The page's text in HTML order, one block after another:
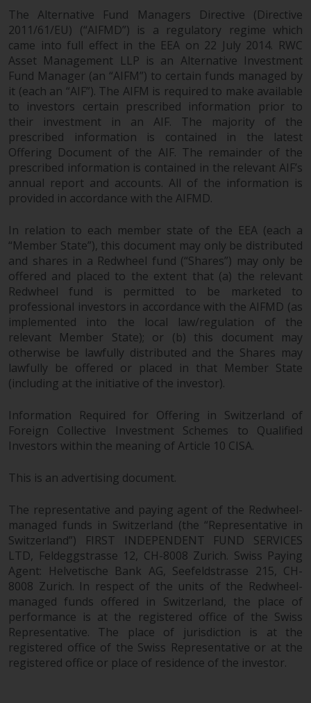
The Alternative Fund Managers Directive (Directive
2011/61/EU) (“AIFMD”) is a regulatory regime which
came into full effect in the EEA on 22 July 2014. RWC
Asset Management LLP is an Alternative Investment
Fund Manager (an “AIFM”) to certain funds managed by
it (each an “AIF”). The AIFM is required to make available
to investors certain prescribed information prior to
their investment in an AIF. The majority of the
prescribed information is contained in the latest
Offering Document of the AIF. The remainder of the
prescribed information is contained in the relevant AIF’s
annual report and accounts. All of the information is
provided in accordance with the AIFMD.
In relation to each member state of the EEA (each a
“Member State”), this document may only be distributed
and shares in a Redwheel fund (“Shares”) may only be
offered and placed to the extent that (a) the relevant
Redwheel fund is permitted to be marketed to
professional investors in accordance with the AIFMD (as
implemented into the local law/regulation of the
relevant Member State); or (b) this document may
otherwise be lawfully distributed and the Shares may
lawfully be offered or placed in that Member State
(including at the initiative of the investor).
Information Required for Offering in Switzerland of
Foreign Collective Investment Schemes to Qualified
Investors within the meaning of Article 10 CISA.
This is an advertising document.
The representative and paying agent of the Redwheel-
managed funds in Switzerland (the “Representative in
Switzerland”) FIRST INDEPENDENT FUND SERVICES
LTD, Feldeggstrasse 12, CH-8008 Zurich. Swiss Paying
Agent: Helvetische Bank AG, Seefeldstrasse 215, CH-
8008 Zurich. In respect of the units of the Redwheel-
managed funds offered in Switzerland, the place of
performance is at the registered office of the Swiss
Representative. The place of jurisdiction is at the
registered office of the Swiss Representative or at the
registered office or place of residence of the investor.